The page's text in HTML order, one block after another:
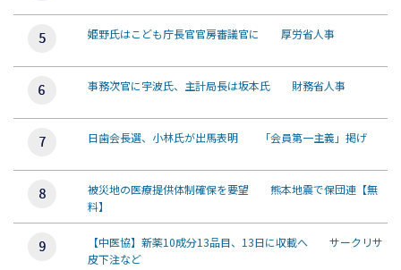
姫野氏はこども庁長官官房審議官に 厚労省人事
事務次官に宇波氏、主計局長は坂本氏 財務省人事
日歯会長選、小林氏が出馬表明 「会員第一主義」掲げ
被災地の医療提供体制確保を要望 熊本地震で保団連【無
料】
【中医協】新薬10成分13品目、13日に収載へ サークリサ
皮下注など